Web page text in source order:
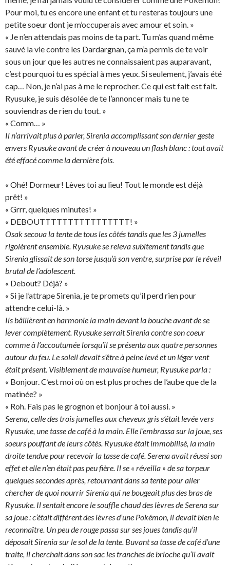
Pour moi, tu es encore une enfant et tu resteras toujours une
petite soeur dont je m’occuperais avec amour et soin. »
« Je n’en attendais pas moins de ta part. Tu m’as quand même
sauvé la vie contre les Dardargnan, ça m’a permis de te voir
sous un jour que les autres ne connaissaient pas auparavant,
c’est pourquoi tu es spécial à mes yeux. Si seulement, j’avais été
cap… Non, je n’ai pas à me le reprocher. Ce qui est fait est fait.
Ryusuke, je suis désolée de te l’annoncer mais tu ne te
souviendras de rien du tout. »
« Comm… »
Il n’arrivait plus à parler, Sirenia accomplissant son dernier geste
envers Ryusuke avant de créer à nouveau un flash blanc : tout avait
été effacé comme la dernière fois.
« Ohé! Dormeur! Lèves toi au lieu! Tout le monde est déjà
prêt! »
« Grrr, quelques minutes! »
« DEBOUTTTTTTTTTTTTTTTT! »
Osak secoua la tente de tous les côtés tandis que les 3 jumelles
rigolèrent ensemble. Ryusuke se releva subitement tandis que
Sirenia glissait de son torse jusqu’à son ventre, surprise par le réveil
brutal de l’adolescent.
« Debout? Déjà? »
« Si je l’attrape Sirenia, je te promets qu’il perd rien pour
attendre celui-là. »
Ils bâillèrent en harmonie la main devant la bouche avant de se
lever complètement. Ryusuke serrait Sirenia contre son coeur
comme à l’accoutumée lorsqu’il se présenta aux quatre personnes
autour du feu. Le soleil devait s’être à peine levé et un léger vent
était présent. Visiblement de mauvaise humeur, Ryusuke parla :
« Bonjour. C’est moi où on est plus proches de l’aube que de la
matinée? »
« Roh. Fais pas le grognon et bonjour à toi aussi. »
Serena, celle des trois jumelles aux cheveux gris s’était levée vers
Ryusuke, une tasse de café à la main. Elle l’embrassa sur la joue, ses
soeurs pouffant de leurs côtés. Ryusuke était immobilisé, la main
droite tendue pour recevoir la tasse de café. Serena avait réussi son
effet et elle n’en était pas peu fière. Il se « réveilla » de sa torpeur
quelques secondes après, retournant dans sa tente pour aller
chercher de quoi nourrir Sirenia qui ne bougeait plus des bras de
Ryusuke. Il sentait encore le souffle chaud des lèvres de Serena sur
sa joue : c’était différent des lèvres d’une Pokémon, il devait bien le
reconnaître. Un peu de rouge passa sur ses joues tandis qu’il
déposait Sirenia sur le sol de la tente. Buvant sa tasse de café d’une
traite, il cherchait dans son sac les tranches de brioche qu’il avait